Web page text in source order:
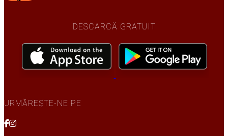
DESCARCĂ GRATUIT
URMĂREȘTE-NE PE